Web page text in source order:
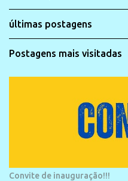
últimas postagens
Postagens mais visitadas
Convite de inauguração!!!